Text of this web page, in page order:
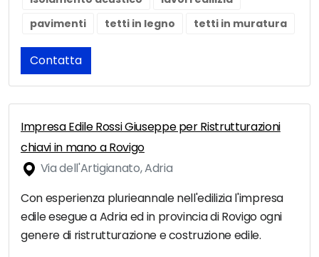
pavimenti
tetti in legno tetti in muratura
Contatta
Impresa Edile Rossi Giuseppe per Ristrutturazioni
chiavi in mano a Rovigo
Via dell'Artigianato, Adria
Con esperienza plurieannale nell'edilizia l'impresa
edile esegue a Adria ed in provincia di Rovigo ogni
genere di ristrutturazione e costruzione edile.